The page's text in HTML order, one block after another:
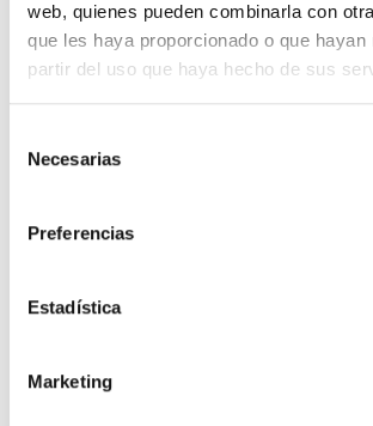
web, quienes pueden combinarla con
que les haya proporcionado o que hayan
partir del uso que haya hecho de sus
Necesarias
Preferencias
Estadística
Marketing
MINIC